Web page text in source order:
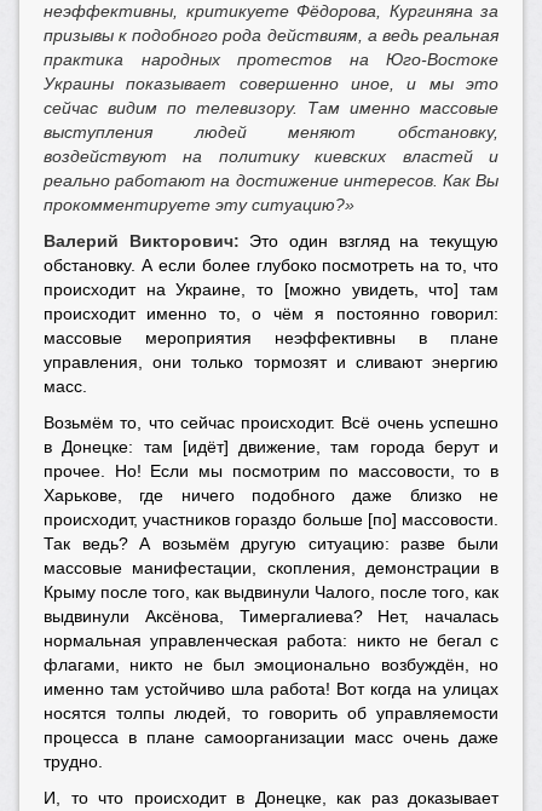
неэффективны, критикуете Фёдорова, Кургиняна за
призывы к подобного рода действиям, а ведь реальная
практика народных протестов на Юго-Востоке
Украины показывает совершенно иное, и мы это
сейчас видим по телевизору. Там именно массовые
выступления людей меняют обстановку,
воздействуют на политику киевских властей и
реально работают на достижение интересов. Как Вы
прокомментируете эту ситуацию?»
Валерий Викторович:
Это один взгляд на текущую
обстановку. А если более глубоко посмотреть на то, что
происходит на Украине, то [можно увидеть, что] там
происходит именно то, о чём я постоянно говорил:
массовые мероприятия неэффективны в плане
управления, они только тормозят и сливают энергию
масс.
Возьмём то, что сейчас происходит. Всё очень успешно
в Донецке: там [идёт] движение, там города берут и
прочее. Но! Если мы посмотрим по массовости, то в
Харькове, где ничего подобного даже близко не
происходит, участников гораздо больше [по] массовости.
Так ведь? А возьмём другую ситуацию: разве были
массовые манифестации, скопления, демонстрации в
Крыму после того, как выдвинули Чалого, после того, как
выдвинули Аксёнова, Тимергалиева? Нет, началась
нормальная управленческая работа: никто не бегал с
флагами, никто не был эмоционально возбуждён, но
именно там устойчиво шла работа! Вот когда на улицах
носятся толпы людей, то говорить об управляемости
процесса в плане самоорганизации масс очень даже
трудно.
И, то что происходит в Донецке, как раз доказывает